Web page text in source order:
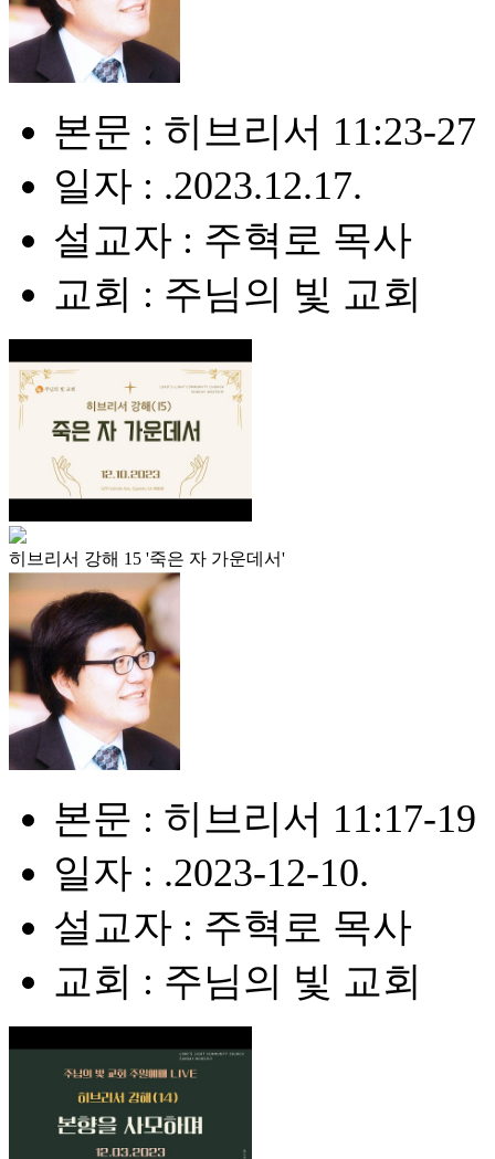
본문 : 히브리서 11:23-27
일자 : .2023.12.17.
설교자 : 주혁로 목사
교회 : 주님의 빛 교회
히브리서 강해 15 '죽은 자 가운데서'
본문 : 히브리서 11:17-19
일자 : .2023-12-10.
설교자 : 주혁로 목사
교회 : 주님의 빛 교회